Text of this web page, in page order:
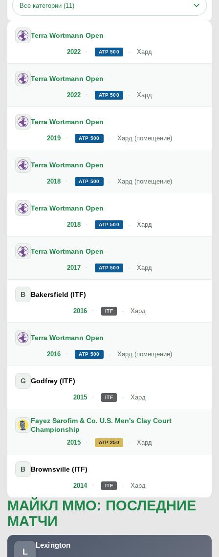
Все категории (11)
2022
Terra Wortmann Open
ATP 500 Хард
2022
Terra Wortmann Open
ATP 500 Хард
2019
Terra Wortmann Open
ATP 500 Хард (помещение)
2018
Terra Wortmann Open
ATP 500 Хард (помещение)
2018
Terra Wortmann Open
ATP 500 Хард
2017
Terra Wortmann Open
ATP 500 Хард
2016
B Bakersfield (ITF)
ITF Хард
2016
Terra Wortmann Open
ATP 500 Хард (помещение)
2015
G Godfrey (ITF)
ITF Хард
2015
Fayez Sarofim & Co. U.S. Men's Clay Court
Championship
ATP 250 Хард
2014
B Brownsville (ITF)
ITF Хард
МАЙКЛ ММО: ПОСЛЕДНИЕ
МАТЧИ
L
Lexington